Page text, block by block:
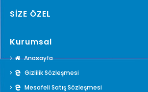
SİZE ÖZEL
Kurumsal
Anasayfa
Gizlilik Sözleşmesi
Mesafeli Satış Sözleşmesi